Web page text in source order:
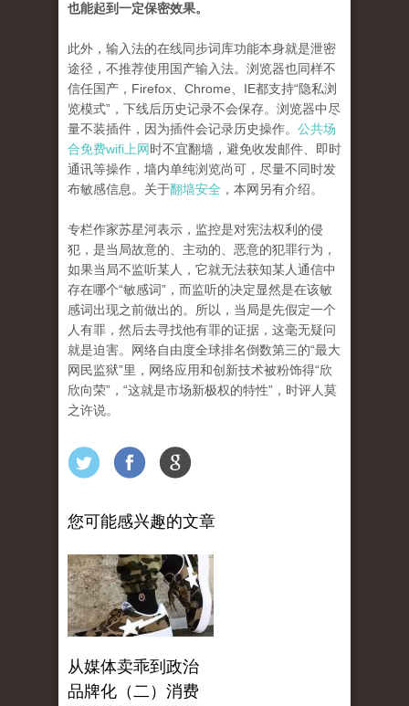
也能起到一定保密效果。
此外，输入法的在线同步词库功能本身就是泄密
途径，不推荐使用国产输入法。浏览器也同样不
信任国产，Firefox、Chrome、IE都支持“隐私浏
览模式”，下线后历史记录不会保存。浏览器中尽
量不装插件，因为插件会记录历史操作。 公共场
合免费wifi上网时不宜翻墙，避免收发邮件、即时
通讯等操作，墙内单纯浏览尚可，尽量不同时发
布敏感信息。关于翻墙安全 ，本网另有介绍。
专栏作家苏星河表示，监控是对宪法权利的侵
犯，是当局故意的、主动的、恶意的犯罪行为，
如果当局不监听某人，它就无法获知某人通信中
存在哪个“敏感词”，而监听的决定显然是在该敏
感词出现之前做出的。所以，当局是先假定一个
人有罪，然后去寻找他有罪的证据，这毫无疑问
就是迫害。网络自由度全球排名倒数第三的“最大
网民监狱”里，网络应用和创新技术被粉饰得“欣
欣向荣”，“这就是市场新极权的特性”，时评人莫
之许说。
您可能感兴趣的文章
从媒体卖乖到政治
品牌化（二）消费